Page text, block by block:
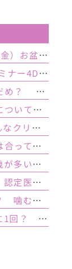
8月１１日（祝）ー１４日（金）お盆休み １５日土曜日から診療しております
2025インプラント歯周病セミナー4DAY行いました
電子タバコも禁煙しなきゃだめ？ インプラント手術前後の喫煙が及ぼす影響とは？
インプラント手術後の食事について｜ 当日の注意点・いつから普通の食事ができる？
歯医者の「PMTC」とはどんなクリーニング？スケーリングとは何が違うの？
あなたの歯みがきのやり方は合っている？ 正しい歯みがき方法と間違った方法
大人の歯が抜けるのって何歳が多い？ 平均年齢と原因について
歯医者の認定医ってなに？ 認定医やインストラクターの資格を持つ歯医者のメリット
噛む力があるメリットって？ 噛む力が弱いとどうなるの？
歯科検診の頻度って何ヶ月に1回？ 定期検診って何するの？